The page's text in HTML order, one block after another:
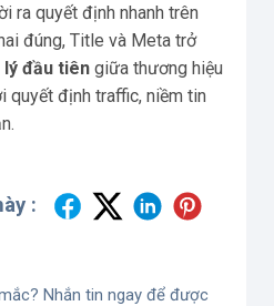
ra quyết định nhanh trên
đúng, Title và Meta trở
đầu tiên giữa thương hiệu
quyết định traffic, niềm tin
:
Nhắn tin ngay để được